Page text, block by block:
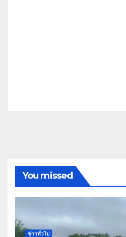
You missed
ข่าวทั่วไป